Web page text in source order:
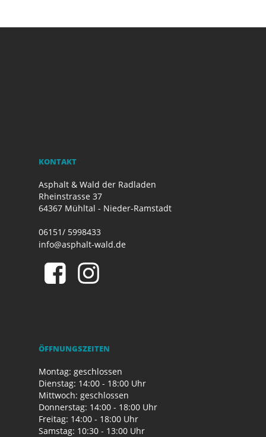
KONTAKT
Asphalt & Wald der Radladen
Rheinstrasse 37
64367 Mühltal - Nieder-Ramstadt
06151/ 5998433
info@asphalt-wald.de
ÖFFNUNGSZEITEN
Montag: geschlossen
Dienstag: 14:00 - 18:00 Uhr
Mittwoch: geschlossen
Donnerstag: 14:00 - 18:00 Uhr
Freitag: 14:00 - 18:00 Uhr
Samstag: 10:30 - 13:00 Uhr